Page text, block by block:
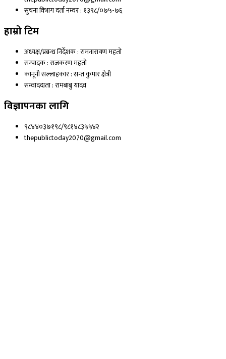
सुचना विभाग दर्ता नम्वर : १३९८/०७५-७६
हाम्रो टिम
अध्यक्ष/प्रबन्ध निर्देशक : रामनारायण महतो
सम्पादक : राजकरण महतो
कानूनी सल्लाहकार : सन्त कुमार क्षेत्री
सम्वाददाता : रामबाबु यादव
विज्ञापनका लागि
९८४४०३७१९८/९८१४८३५५४२
thepublictoday2070@gmail.com